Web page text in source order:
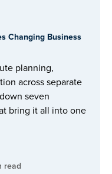
Changing Business
planning,
across separate
seven
bring it all into one
read